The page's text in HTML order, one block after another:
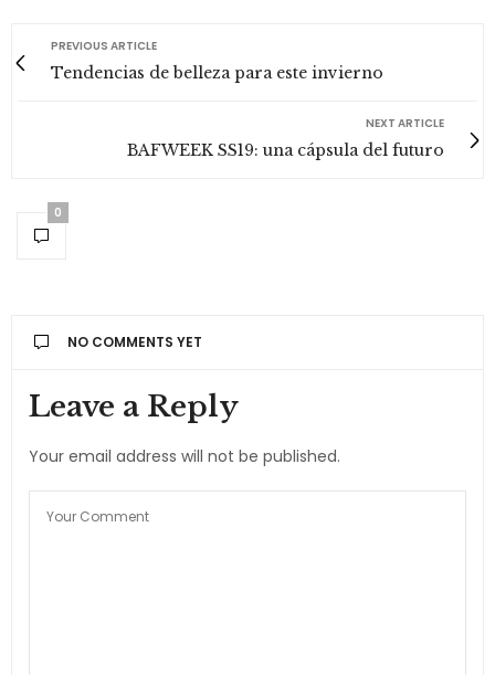
PREVIOUS ARTICLE
Tendencias de belleza para este invierno
NEXT ARTICLE
BAFWEEK SS19: una cápsula del futuro
0
NO COMMENTS YET
Leave a Reply
Your email address will not be published.